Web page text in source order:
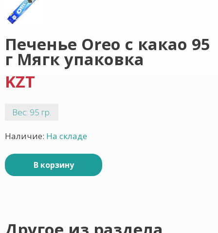
Печенье Oreo с какао 95
г Мягк упаковка
KZT
Вес: 95 гр.
Наличие: На складе
В корзину